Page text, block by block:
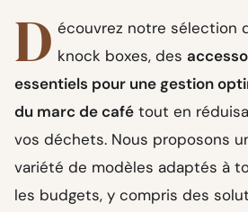
D écouvrez notre sélection
knock boxes, des
essentiels pour une gestion
du marc de café tout en
vos déchets. Nous proposons
variété de modèles adaptés à
les budgets, y compris des